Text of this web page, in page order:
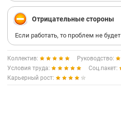
Отрицательные стороны
Если работать, то проблем не будет
Коллектив:
Руководство:
Условия труда:
Соц.пакет:
Карьерный рост: